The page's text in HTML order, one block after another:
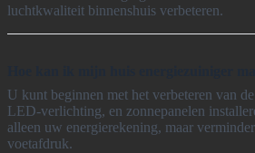
luchtkwaliteit binnenshuis verbeteren.
U kunt beginnen met het verbeteren van
LED-verlichting, en zonnepanelen
alleen uw energierekening, maar
voetafdruk.